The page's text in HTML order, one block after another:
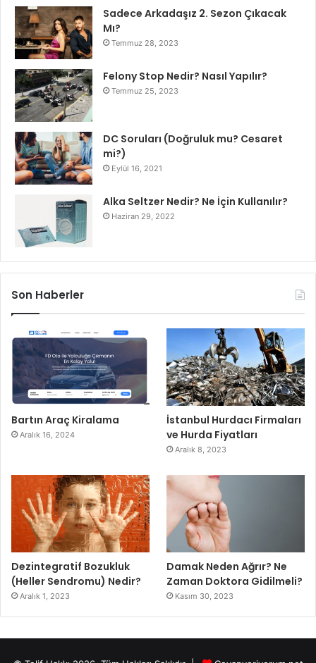
Sadece Arkadaşız 2. Sezon Çıkacak
Mı?
Temmuz 28, 2023
Felony Stop Nedir? Nasıl Yapılır?
Temmuz 25, 2023
DC Soruları (Doğruluk mu? Cesaret
mi?)
Eylül 16, 2021
Alka Seltzer Nedir? Ne İçin Kullanılır?
Haziran 29, 2022
Son Haberler
Bartın Araç Kiralama
Aralık 16, 2024
İstanbul Hurdacı Firmaları
ve Hurda Fiyatları
Aralık 8, 2023
Dezintegratif Bozukluk
(Heller Sendromu) Nedir?
Aralık 1, 2023
Damak Neden Ağrır? Ne
Zaman Doktora Gidilmeli?
Kasım 30, 2023